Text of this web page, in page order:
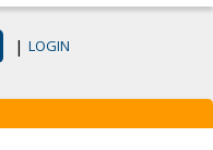
| LOGIN